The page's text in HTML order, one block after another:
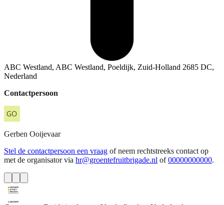
ABC Westland, ABC Westland, Poeldijk, Zuid-Holland 2685 DC,
Nederland
Contactpersoon
Gerben Ooijevaar
Stel de contactpersoon een vraag of neem rechtstreeks contact op
met de organisator via hr@groentefruitbrigade.nl of 00000000000.